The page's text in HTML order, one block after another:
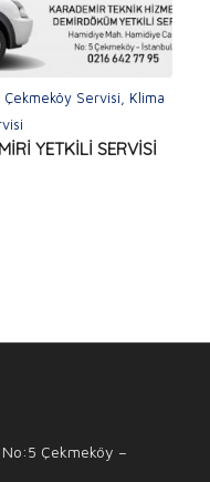
Servisi
Klima
YETKİLİ SERVİSİ
Çekmeköy –